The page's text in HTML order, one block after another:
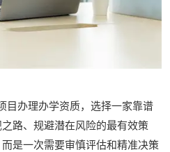
办理办学资质，选择一家靠谱
路、规避潜在风险的最有效策
是一次需要审慎评估和精准决策